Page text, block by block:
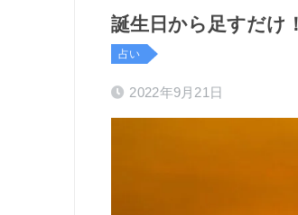
誕生日から足すだけ
占い
2022年9月21日